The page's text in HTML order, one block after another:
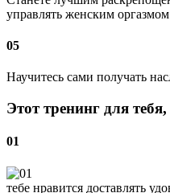
управлять женским оргазмом
05
Научитесь сами получать
Этот тренинг для тебя,
01
тебе нравится доставлять